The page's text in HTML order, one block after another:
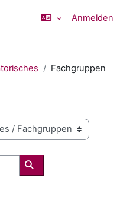
Anmelden
Fachgruppen
Kurse suchen